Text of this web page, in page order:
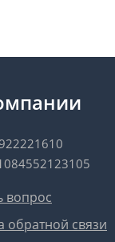
вопрос
обратной связи